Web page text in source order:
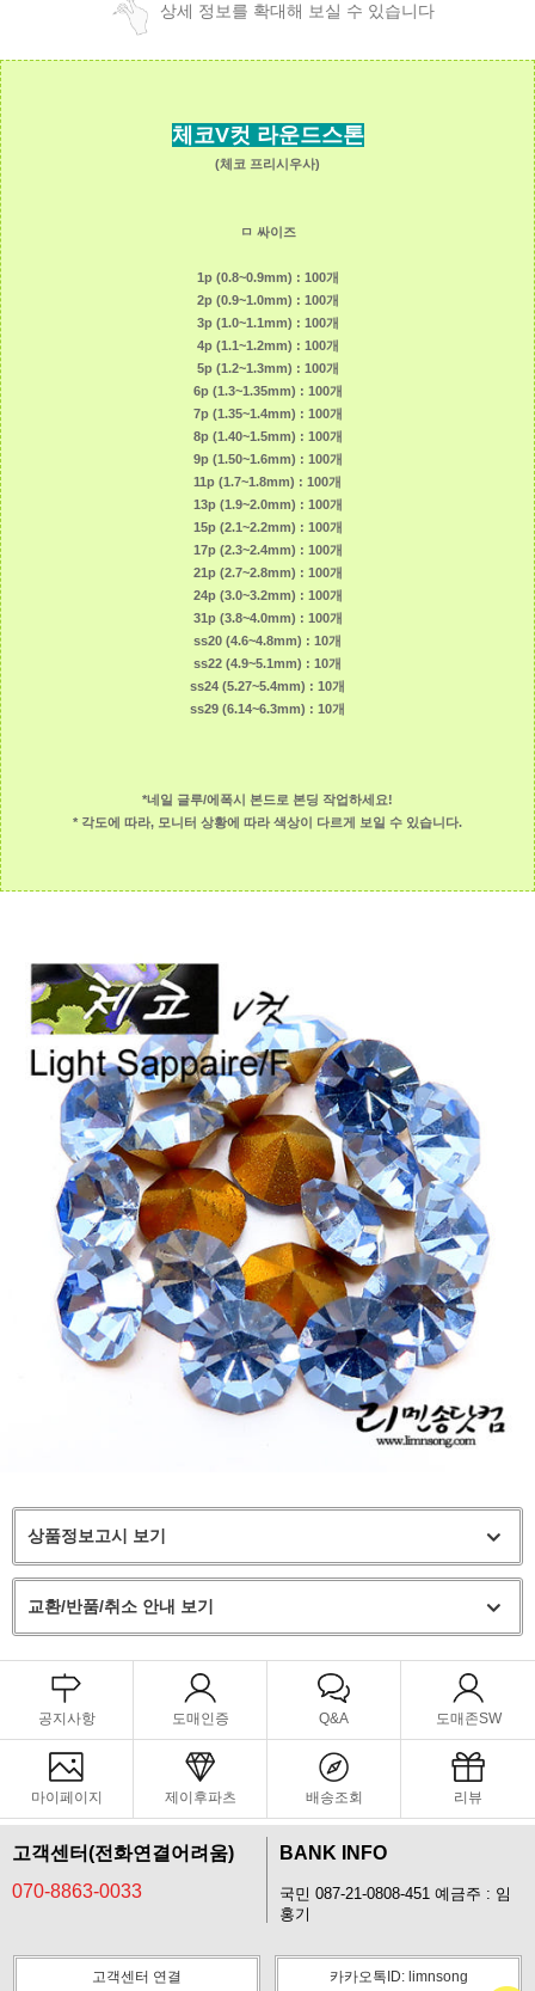
상세 정보를 확대해 보실 수 있습니다
체코V컷 라운드스톤
(체코 프리시우사)
ㅁ 싸이즈
1p (0.8~0.9mm) : 100개
2p (0.9~1.0mm) : 100개
3p (1.0~1.1mm) : 100개
4p (1.1~1.2mm) : 100개
5p (1.2~1.3mm) : 100개
6p (1.3~1.35mm) : 100개
7p (1.35~1.4mm) : 100개
8p (1.40~1.5mm) : 100개
9p (1.50~1.6mm) : 100개
11p (1.7~1.8mm) : 100개
13p (1.9~2.0mm) : 100개
15p (2.1~2.2mm) : 100개
17p (2.3~2.4mm) : 100개
21p (2.7~2.8mm) : 100개
24p (3.0~3.2mm) : 100개
31p (3.8~4.0mm) : 100개
ss20 (4.6~4.8mm) : 10개
ss22 (4.9~5.1mm) : 10개
ss24 (5.27~5.4mm) : 10개
ss29 (6.14~6.3mm) : 10개
*네일 글루/에폭시 본드로 본딩 작업하세요!
* 각도에 따라, 모니터 상황에 따라 색상이 다르게 보일 수 있습니다.
상품정보고시 보기
교환/반품/취소 안내 보기
공지사항 도매인증 Q&A 도매존SW
마이페이지 제이후파츠 배송조회 리뷰
고객센터(전화연결어려움)
070-8863-0033
BANK INFO
국민 087-21-0808-451 예금주 : 임
홍기
고객센터 연결 카카오톡ID: limnsong